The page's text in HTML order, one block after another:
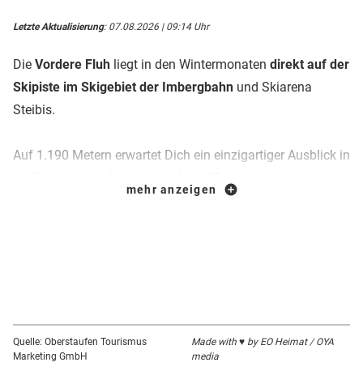
Letzte Aktualisierung: 07.08.2026 | 09:14 Uhr
Die Vordere Fluh liegt in den Wintermonaten direkt auf der
Skipiste im Skigebiet der Imbergbahn und Skiarena
Steibis.
Auf 1.190 Metern erwartet Dich ein einzigartiger Ausblick in
steht Gastfreundlichkeit an erster
Die Wirte verwöhnen ihre Gäste mitAllgäuer Spezialitäten
aus Produkten der Region. Auf derVorderen Fluh
mehr anzeigen
Quelle: Oberstaufen Tourismus
Marketing GmbH
Made with ♥ by EO Heimat / OYA
media